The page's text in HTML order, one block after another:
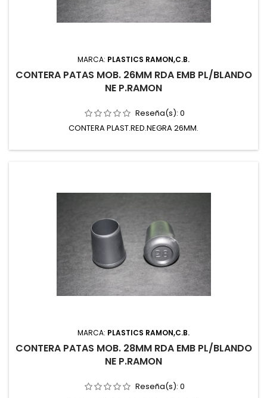
MARCA: PLASTICS RAMON,C.B.
CONTERA PATAS MOB. 26MM RDA EMB PL/BLANDO
NE P.RAMON
Reseña(s): 0
CONTERA PLAST.RED.NEGRA 26MM.
MARCA: PLASTICS RAMON,C.B.
CONTERA PATAS MOB. 28MM RDA EMB PL/BLANDO
NE P.RAMON
Reseña(s): 0